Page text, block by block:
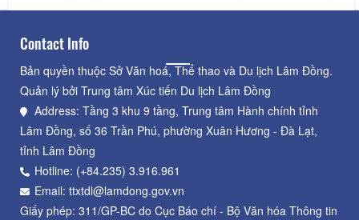
Contact Info
Bản quyền thuộc Sở Văn hoá, Thể thao và Du lịch Lâm Đồng.
Quản lý bởi Trung tâm Xúc tiến Du lịch Lâm Đồng
Address: Tầng 3 khu 9 tầng, Trung tâm Hành chính tỉnh
Lâm Đồng, số 36 Trần Phú, phường Xuân Hương - Đà Lạt,
tỉnh Lâm Đồng
Hotline: (+84.235) 3.916.961
Email: ttxtdl@lamdong.gov.vn
Giấy phép: 311/GP-BC do Cục Báo chí - Bộ Văn hóa Thông tin